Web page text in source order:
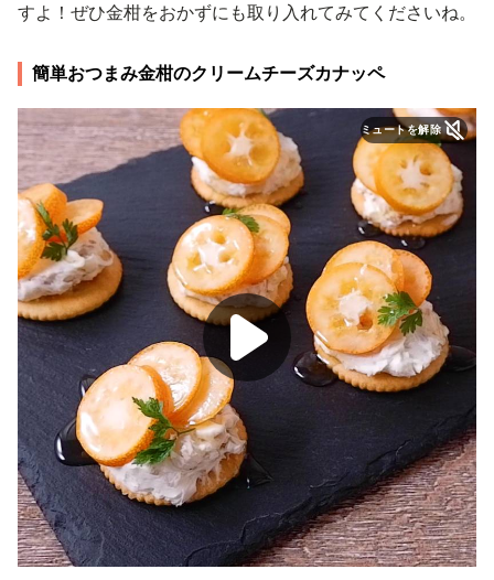
すよ！ぜひ金柑をおかずにも取り入れてみてくださいね。
簡単おつまみ金柑のクリームチーズカナッペ
ミュートを解除